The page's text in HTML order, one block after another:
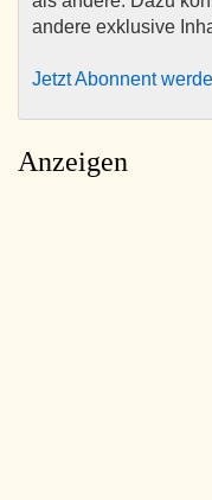
andere exklusive
Jetzt Abonnent
Anzeigen